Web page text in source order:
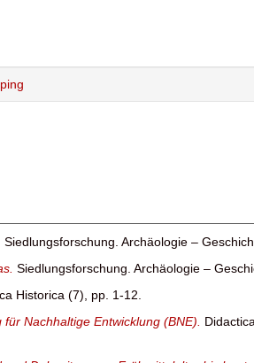
Siedlungsforschung. Archäologie –
Siedlungsforschung. Archäologie –
Historica (7), pp. 1-12.
Nachhaltige Entwicklung (BNE).